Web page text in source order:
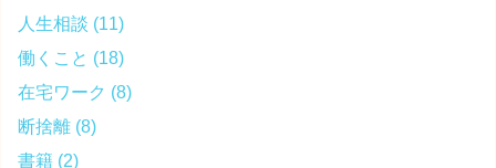
人生相談 (11)
働くこと (18)
在宅ワーク (8)
断捨離 (8)
書籍 (2)